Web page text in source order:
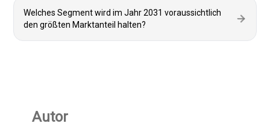
Welches Segment wird im Jahr 2031 voraussichtlich
den größten Marktanteil halten?
Autor